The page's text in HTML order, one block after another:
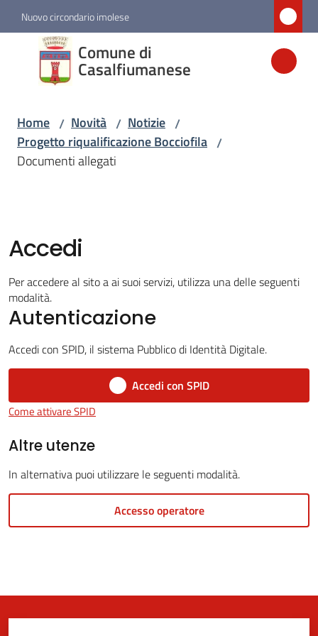
Vai al contenuto
Vai alla navigazione
Vai al footer
Nuovo circondario imolese
Comune di
Casalfiumanese
Comune di
Casalfiumanese
Amministrazione
Casalfiumanese
on-
gli
Home / Novità / Notizie /
Progetto riqualificazione Bocciofila /
Documenti allegati
Accedi
Per accedere al sito a ai suoi servizi, utilizza una delle seguenti
modalità.
Autenticazione
Accedi con SPID, il sistema Pubblico di Identità Digitale.
Accedi con SPID
Come attivare SPID
Altre utenze
In alternativa puoi utilizzare le seguenti modalità.
Accesso operatore